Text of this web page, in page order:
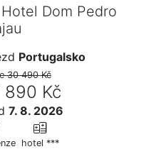
Dom Pedro
Portugalsko
30 490 Kč
890 Kč
7. 8. 2026
hotel ***